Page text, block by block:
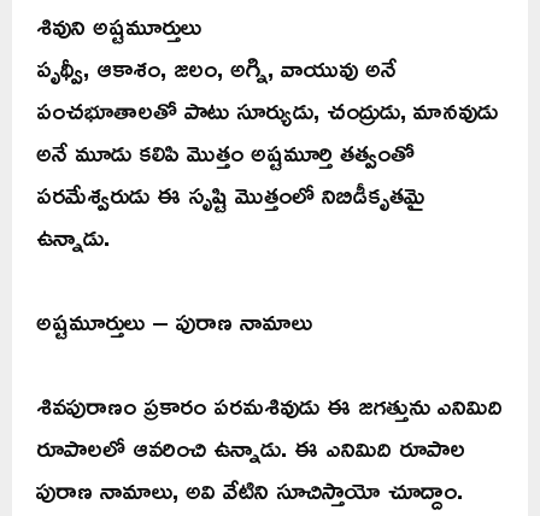
శివుని అష్టమూర్తులు
పృథ్వీ, ఆకాశం, జలం, అగ్ని, వాయువు అనే
పంచభూతాలతో పాటు సూర్యుడు, చంద్రుడు, మానవుడు
అనే మూడు కలిపి మొత్తం అష్టమూర్తి తత్వంతో
పరమేశ్వరుడు ఈ సృష్టి మొత్తంలో నిబిడీకృతమై
ఉన్నాడు.
అష్టమూర్తులు – పురాణ నామాలు
శివపురాణం ప్రకారం పరమశివుడు ఈ జగత్తును ఎనిమిది
రూపాలలో ఆవరించి ఉన్నాడు. ఈ ఎనిమిది రూపాల
పురాణ నామాలు, అవి వేటిని సూచిస్తాయో చూద్దాం.